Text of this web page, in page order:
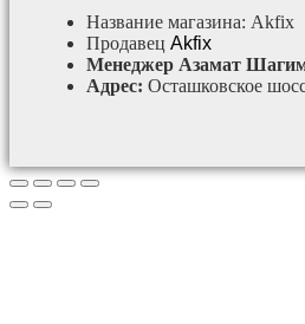
Название магазина: Akfix
Продавец Akfix
Менеджер Азамат
Адрес: Осташковское